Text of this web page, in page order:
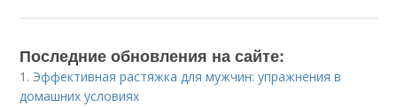
Последние обновления на сайте:
1. Эффективная растяжка для мужчин: упражнения в
домашних условиях